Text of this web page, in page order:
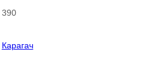
390
Карагач